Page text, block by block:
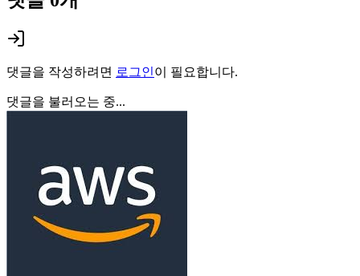
댓글을 작성하려면 로그인이 필요합니다.
댓글을 불러오는 중...